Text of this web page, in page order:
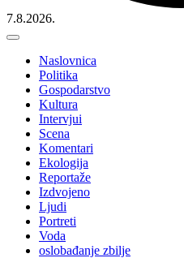
7.8.2026.
Naslovnica
Politika
Gospodarstvo
Kultura
Intervjui
Scena
Komentari
Ekologija
Reportaže
Izdvojeno
Ljudi
Portreti
Voda
oslobađanje zbilje